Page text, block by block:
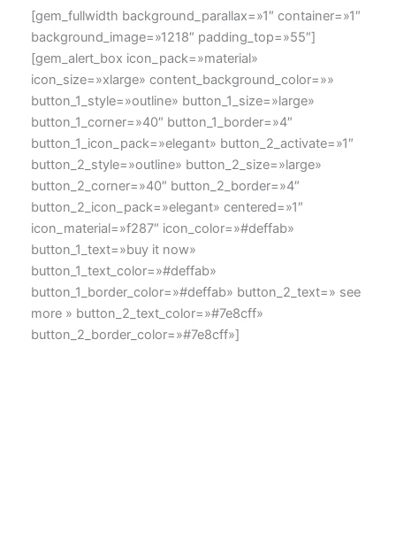
[gem_fullwidth background_parallax=»1″ container=»1″
background_image=»1218″ padding_top=»55″]
[gem_alert_box icon_pack=»material»
icon_size=»xlarge» content_background_color=»»
button_1_style=»outline» button_1_size=»large»
button_1_corner=»40″ button_1_border=»4″
button_1_icon_pack=»elegant» button_2_activate=»1″
button_2_style=»outline» button_2_size=»large»
button_2_corner=»40″ button_2_border=»4″
button_2_icon_pack=»elegant» centered=»1″
icon_material=»f287″ icon_color=»#deffab»
button_1_text=»buy it now»
button_1_text_color=»#deffab»
button_1_border_color=»#deffab» button_2_text=» see
more » button_2_text_color=»#7e8cff»
button_2_border_color=»#7e8cff»]